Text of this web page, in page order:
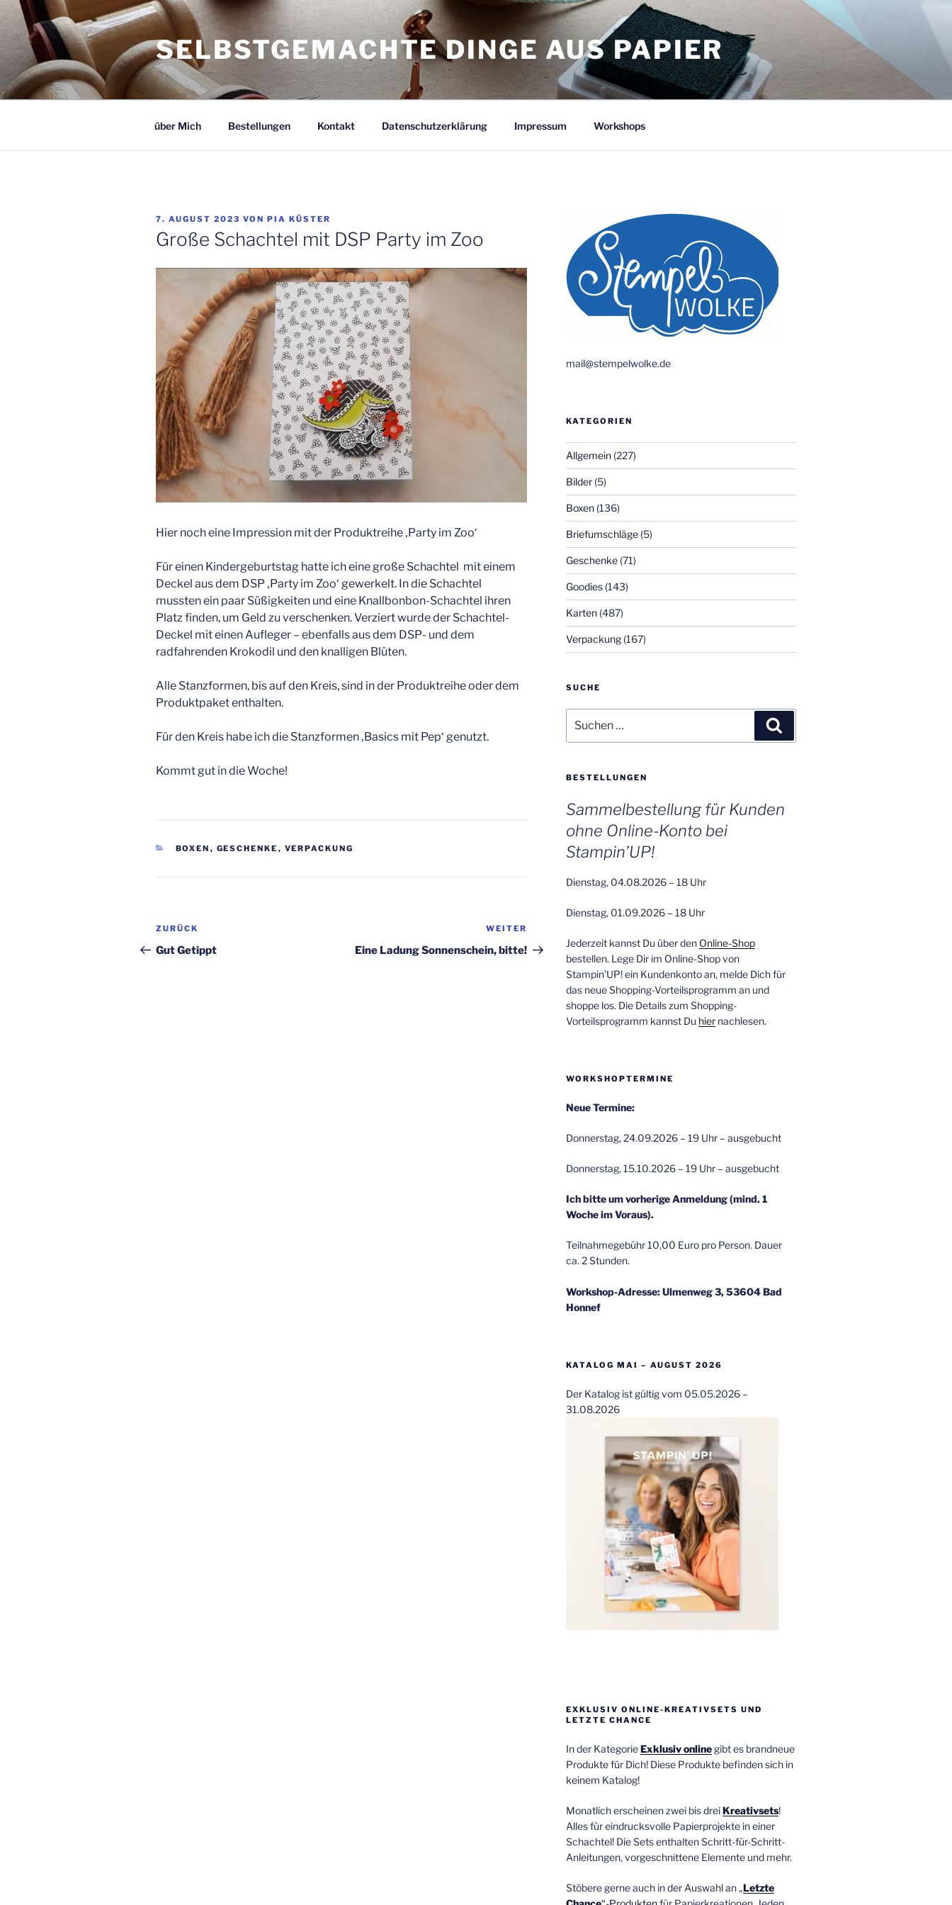
Zum
Inhalt
springen
SELBSTGEMACHTE DINGE AUS PAPIER
über Mich Bestellungen Kontakt Datenschutzerklärung Impressum Workshops
VERÖFFENTLICHT
AM
7. AUGUST 2023 VON PIA KÜSTER
Große Schachtel mit DSP Party im Zoo
Hier noch eine Impression mit der Produktreihe ‚Party im Zoo‘
Für einen Kindergeburtstag hatte ich eine große Schachtel mit einem
Deckel aus dem DSP ‚Party im Zoo‘ gewerkelt. In die Schachtel
mussten ein paar Süßigkeiten und eine Knallbonbon-Schachtel ihren
Platz finden, um Geld zu verschenken. Verziert wurde der Schachtel-
Deckel mit einen Aufleger – ebenfalls aus dem DSP- und dem
radfahrenden Krokodil und den knalligen Blüten.
Alle Stanzformen, bis auf den Kreis, sind in der Produktreihe oder dem
Produktpaket enthalten.
Für den Kreis habe ich die Stanzformen ‚Basics mit Pep‘ genutzt.
Kommt gut in die Woche!
KATEGORIEN
BOXEN , GESCHENKE , VERPACKUNG
Beitragsnavigation
Vorheriger
Beitrag
ZURÜCK
Gut Getippt
Beitrag
WEITER
Eine Ladung Sonnenschein, bitte!
mail@stempelwolke.de
KATEGORIEN
Allgemein(227)
Bilder(5)
Boxen(136)
Briefumschläge(5)
Geschenke(71)
Goodies(143)
Karten(487)
Verpackung(167)
SUCHE
nach:
BESTELLUNGEN
Sammelbestellung für Kunden
ohne Online-Konto bei
Stampin’UP!
Dienstag, 04.08.2026 – 18 Uhr
Dienstag, 01.09.2026 – 18 Uhr
Jederzeit kannst Du über den Online-Shop
bestellen. Lege Dir im Online-Shop von
Stampin’UP! ein Kundenkonto an, melde Dich für
das neue Shopping-Vorteilsprogramm an und
shoppe los. Die Details zum Shopping-
Vorteilsprogramm kannst Du hiernachlesen.
WORKSHOPTERMINE
Neue Termine:
Donnerstag, 24.09.2026 – 19 Uhr – ausgebucht
Donnerstag, 15.10.2026 – 19 Uhr – ausgebucht
Ich bitte um vorherige Anmeldung (mind. 1
Woche im Voraus).
Teilnahmegebühr 10,00 Euro pro Person. Dauer
ca. 2 Stunden.
Workshop-Adresse: Ulmenweg 3, 53604 Bad
Honnef
KATALOG MAI – AUGUST 2026
Der Katalog ist gültig vom 05.05.2026 –
31.08.2026
EXKLUSIV ONLINE-KREATIVSETS UND
LETZTE CHANCE
In der KategorieExklusiv onlinegibt es brandneue
Produkte für Dich! Diese Produkte befinden sich in
keinem Katalog!
Monatlich erscheinen zwei bis drei Kreativsets!
Alles für eindrucksvolle Papierprojekte in einer
Schachtel! Die Sets enthalten Schritt-für-Schritt-
Anleitungen, vorgeschnittene Elemente und mehr.
Stöbere gerne auch in der Auswahl an „Letzte